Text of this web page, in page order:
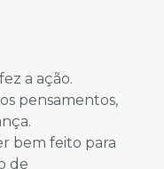
a ação.
pensamentos,
bem feito para
de